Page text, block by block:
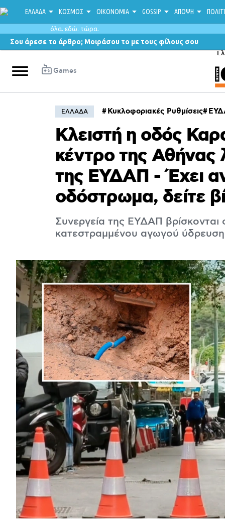
ΕΛΛΑΔΑ ΚΟΣΜΟΣ ΟΙΚΟΝΟΜΙΑ GOSSIP ΑΠΟΨΗ
όλα. εδώ. τώρα.
Σου άρεσε το άρθρο; Μοιράσου το με τους φίλους σου